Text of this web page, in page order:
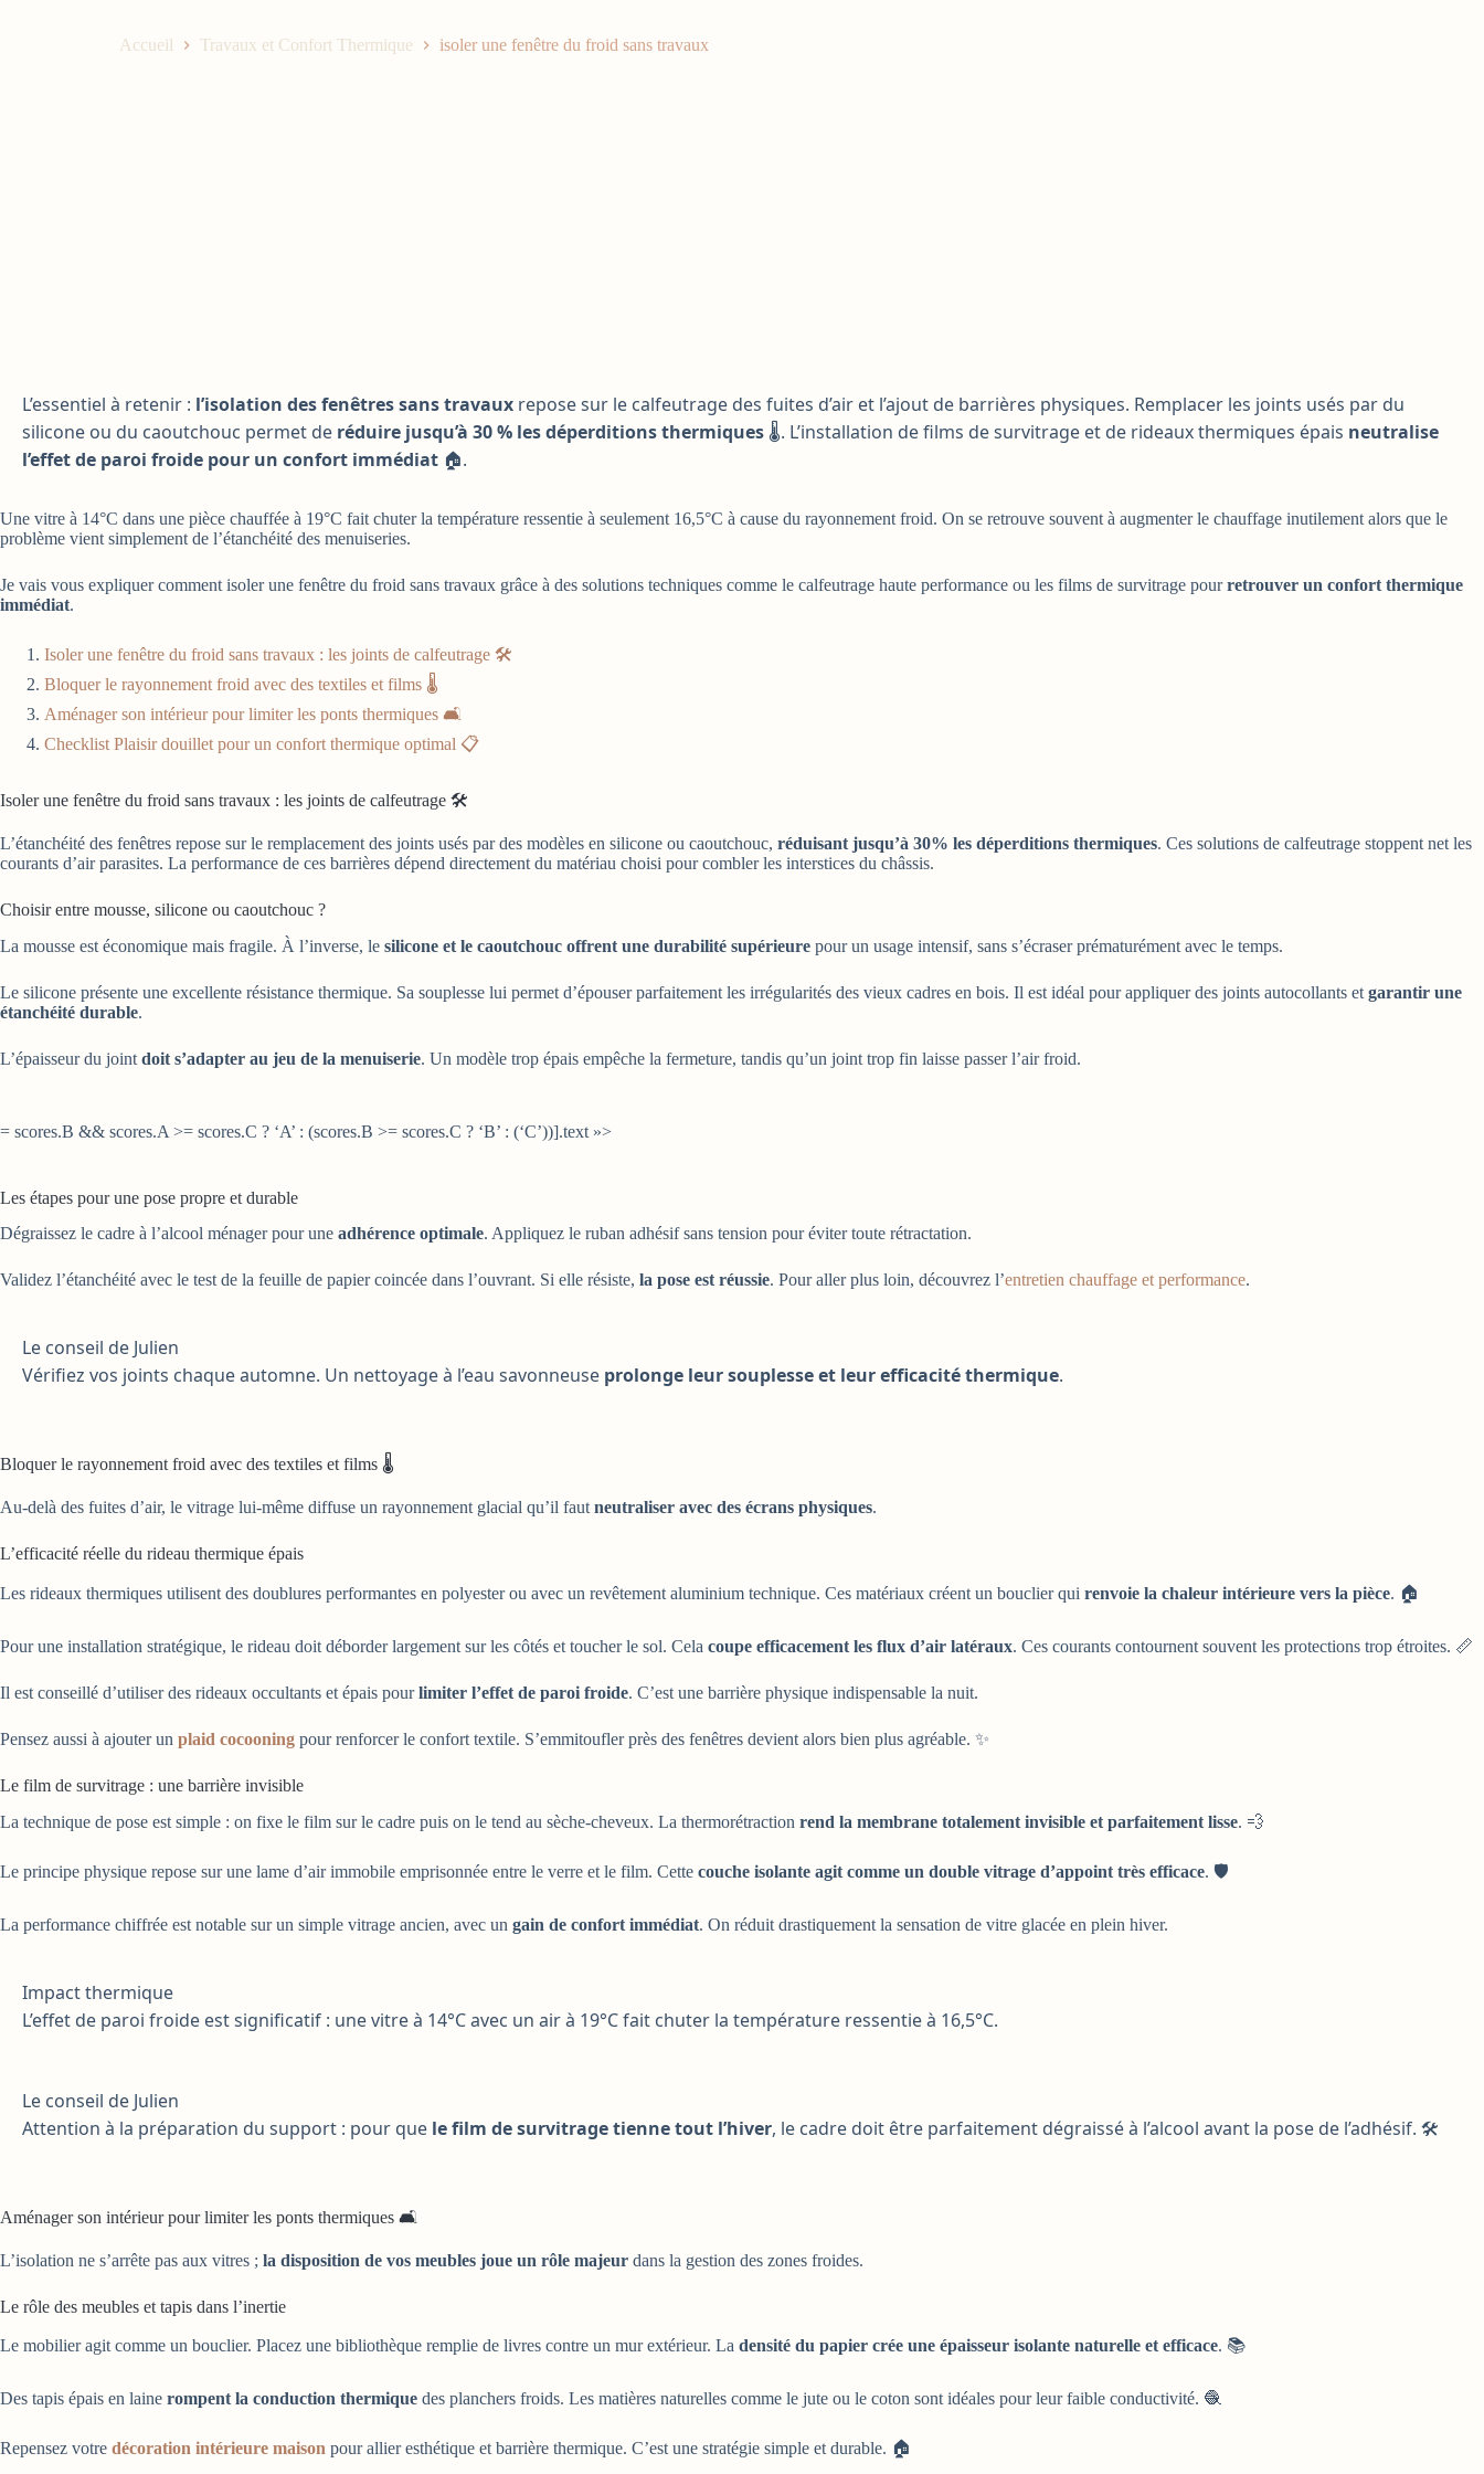
Accueil Travaux et Confort Thermique isoler une fenêtre du froid sans travaux
L’essentiel à retenir : l’isolation des fenêtres sans travaux repose sur le calfeutrage des fuites d’air et l’ajout de barrières physiques. Remplacer les joints usés par du
silicone ou du caoutchouc permet de réduire jusqu’à 30 % les déperditions thermiques 🌡️. L’installation de films de survitrage et de rideaux thermiques épais neutralise
l’effet de paroi froide pour un confort immédiat 🏠.
Une vitre à 14°C dans une pièce chauffée à 19°C fait chuter la température ressentie à seulement 16,5°C à cause du rayonnement froid. On se retrouve souvent à augmenter le chauffage inutilement alors que le
problème vient simplement de l’étanchéité des menuiseries.
Je vais vous expliquer comment isoler une fenêtre du froid sans travaux grâce à des solutions techniques comme le calfeutrage haute performance ou les films de survitrage pourretrouver un confort thermique
immédiat.
Isoler une fenêtre du froid sans travaux : les joints de calfeutrage 🛠️
Bloquer le rayonnement froid avec des textiles et films 🌡️
Aménager son intérieur pour limiter les ponts thermiques 🛋️
Checklist Plaisir douillet pour un confort thermique optimal 📋
Isoler une fenêtre du froid sans travaux : les joints de calfeutrage 🛠️
L’étanchéité des fenêtres repose sur le remplacement des joints usés par des modèles en silicone ou caoutchouc, réduisant jusqu’à 30% les déperditions thermiques. Ces solutions de calfeutrage stoppent net les
courants d’air parasites. La performance de ces barrières dépend directement du matériau choisi pour combler les interstices du châssis.
Choisir entre mousse, silicone ou caoutchouc ?
La mousse est économique mais fragile. À l’inverse, le silicone et le caoutchouc offrent une durabilité supérieure pour un usage intensif, sans s’écraser prématurément avec le temps.
Le silicone présente une excellente résistance thermique. Sa souplesse lui permet d’épouser parfaitement les irrégularités des vieux cadres en bois. Il est idéal pour appliquer des joints autocollants et garantir une
étanchéité durable.
L’épaisseur du joint doit s’adapter au jeu de la menuiserie. Un modèle trop épais empêche la fermeture, tandis qu’un joint trop fin laisse passer l’air froid.
= scores.B && scores.A >= scores.C ? ‘A’ : (scores.B >= scores.C ? ‘B’ : (‘C’))].text »>
Les étapes pour une pose propre et durable
Dégraissez le cadre à l’alcool ménager pour une adhérence optimale. Appliquez le ruban adhésif sans tension pour éviter toute rétractation.
Validez l’étanchéité avec le test de la feuille de papier coincée dans l’ouvrant. Si elle résiste, la pose est réussie. Pour aller plus loin, découvrez l’entretien chauffage et performance.
Le conseil de Julien
Vérifiez vos joints chaque automne. Un nettoyage à l’eau savonneuse prolonge leur souplesse et leur efficacité thermique.
Bloquer le rayonnement froid avec des textiles et films 🌡️
Au-delà des fuites d’air, le vitrage lui-même diffuse un rayonnement glacial qu’il faut neutraliser avec des écrans physiques.
L’efficacité réelle du rideau thermique épais
Les rideaux thermiques utilisent des doublures performantes en polyester ou avec un revêtement aluminium technique. Ces matériaux créent un bouclier qui renvoie la chaleur intérieure vers la pièce. 🏠
Pour une installation stratégique, le rideau doit déborder largement sur les côtés et toucher le sol. Cela coupe efficacement les flux d’air latéraux. Ces courants contournent souvent les protections trop étroites. 📏
Il est conseillé d’utiliser des rideaux occultants et épais pourlimiter l’effet de paroi froide. C’est une barrière physique indispensable la nuit.
Pensez aussi à ajouter un plaid cocooning pour renforcer le confort textile. S’emmitoufler près des fenêtres devient alors bien plus agréable. ✨
Le film de survitrage : une barrière invisible
La technique de pose est simple : on fixe le film sur le cadre puis on le tend au sèche-cheveux. La thermorétraction rend la membrane totalement invisible et parfaitement lisse. 💨
Le principe physique repose sur une lame d’air immobile emprisonnée entre le verre et le film. Cette couche isolante agit comme un double vitrage d’appoint très efficace. 🛡️
La performance chiffrée est notable sur un simple vitrage ancien, avec un gain de confort immédiat. On réduit drastiquement la sensation de vitre glacée en plein hiver.
Impact thermique
L’effet de paroi froide est significatif : une vitre à 14°C avec un air à 19°C fait chuter la température ressentie à 16,5°C.
Le conseil de Julien
Attention à la préparation du support : pour que le film de survitrage tienne tout l’hiver, le cadre doit être parfaitement dégraissé à l’alcool avant la pose de l’adhésif. 🛠️
Aménager son intérieur pour limiter les ponts thermiques 🛋️
L’isolation ne s’arrête pas aux vitres ; la disposition de vos meubles joue un rôle majeur dans la gestion des zones froides.
Le rôle des meubles et tapis dans l’inertie
Le mobilier agit comme un bouclier. Placez une bibliothèque remplie de livres contre un mur extérieur. La densité du papier crée une épaisseur isolante naturelle et efficace. 📚
Des tapis épais en laine rompent la conduction thermique des planchers froids. Les matières naturelles comme le jute ou le coton sont idéales pour leur faible conductivité. 🧶
Repensez votre décoration intérieure maison pour allier esthétique et barrière thermique. C’est une stratégie simple et durable. 🏠